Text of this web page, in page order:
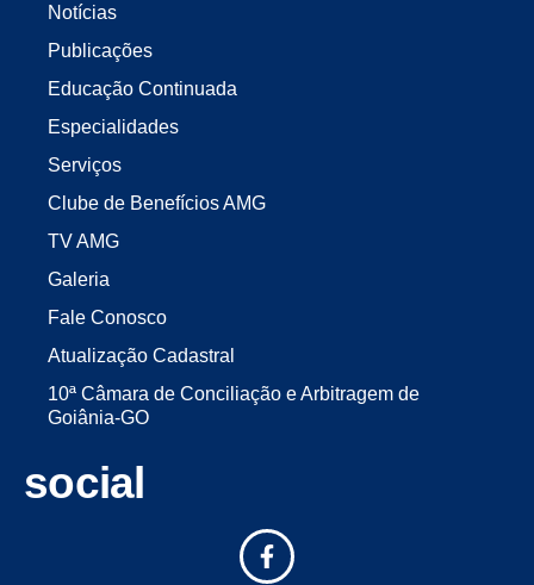
Notícias
Publicações
Educação Continuada
Especialidades
Serviços
Clube de Benefícios AMG
TV AMG
Galeria
Fale Conosco
Atualização Cadastral
10ª Câmara de Conciliação e Arbitragem de
Goiânia-GO
social